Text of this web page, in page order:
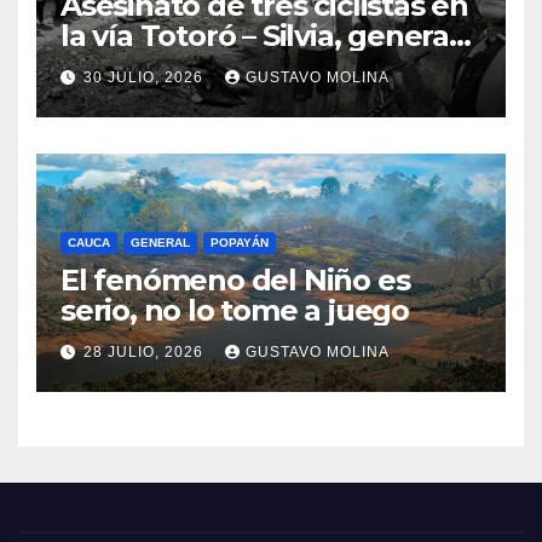
la vía Totoró – Silvia, genera
consternación en el Cauca
30 JULIO, 2026 GUSTAVO MOLINA
CAUCA GENERAL POPAYÁN
El fenómeno del Niño es
serio, no lo tome a juego
28 JULIO, 2026 GUSTAVO MOLINA